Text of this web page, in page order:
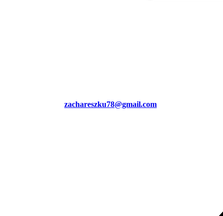
zachareszku78@gmail.com